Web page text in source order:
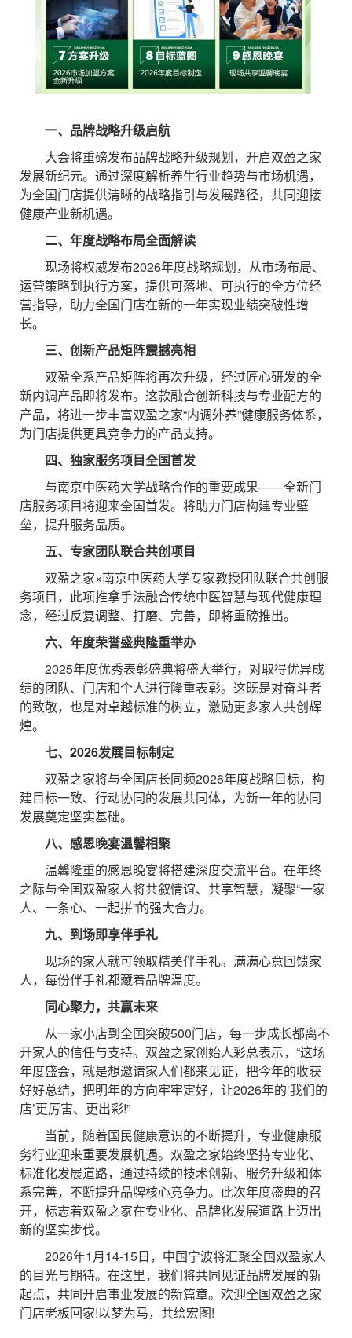
一、品牌战略升级启航
大会将重磅发布品牌战略升级规划，开启双盈之家
发展新纪元。通过深度解析养生行业趋势与市场机遇，
为全国门店提供清晰的战略指引与发展路径，共同迎接
健康产业新机遇。
二、年度战略布局全面解读
现场将权威发布2026年度战略规划，从市场布局、
运营策略到执行方案，提供可落地、可执行的全方位经
营指导，助力全国门店在新的一年实现业绩突破性增
长。
三、创新产品矩阵震撼亮相
双盈全系产品矩阵将再次升级，经过匠心研发的全
新内调产品即将发布。这款融合创新科技与专业配方的
产品，将进一步丰富双盈之家“内调外养”健康服务体系，
为门店提供更具竞争力的产品支持。
四、独家服务项目全国首发
与南京中医药大学战略合作的重要成果——全新门
店服务项目将迎来全国首发。将助力门店构建专业壁
垒，提升服务品质。
五、专家团队联合共创项目
双盈之家×南京中医药大学专家教授团队联合共创服
务项目，此项推拿手法融合传统中医智慧与现代健康理
念，经过反复调整、打磨、完善，即将重磅推出。
六、年度荣誉盛典隆重举办
2025年度优秀表彰盛典将盛大举行，对取得优异成
绩的团队、门店和个人进行隆重表彰。这既是对奋斗者
的致敬，也是对卓越标准的树立，激励更多家人共创辉
煌。
七、2026发展目标制定
双盈之家将与全国店长同频2026年度战略目标，构
建目标一致、行动协同的发展共同体，为新一年的协同
发展奠定坚实基础。
八、感恩晚宴温馨相聚
温馨隆重的感恩晚宴将搭建深度交流平台。在年终
之际与全国双盈家人将共叙情谊、共享智慧，凝聚“一家
人、一条心、一起拼”的强大合力。
九、到场即享伴手礼
现场的家人就可领取精美伴手礼。满满心意回馈家
人，每份伴手礼都藏着品牌温度。
同心聚力，共赢未来
从一家小店到全国突破500门店，每一步成长都离不
开家人的信任与支持。双盈之家创始人彩总表示，“这场
年度盛会，就是想邀请家人们都来见证，把今年的收获
好好总结，把明年的方向牢牢定好，让2026年的‘我们的
店’更厉害、更出彩!”
当前，随着国民健康意识的不断提升，专业健康服
务行业迎来重要发展机遇。双盈之家始终坚持专业化、
标准化发展道路，通过持续的技术创新、服务升级和体
系完善，不断提升品牌核心竞争力。此次年度盛典的召
开，标志着双盈之家在专业化、品牌化发展道路上迈出
新的坚实步伐。
2026年1月14-15日，中国宁波将汇聚全国双盈家人
的目光与期待。在这里，我们将共同见证品牌发展的新
起点，共同开启事业发展的新篇章。欢迎全国双盈之家
门店老板回家!以梦为马，共绘宏图!